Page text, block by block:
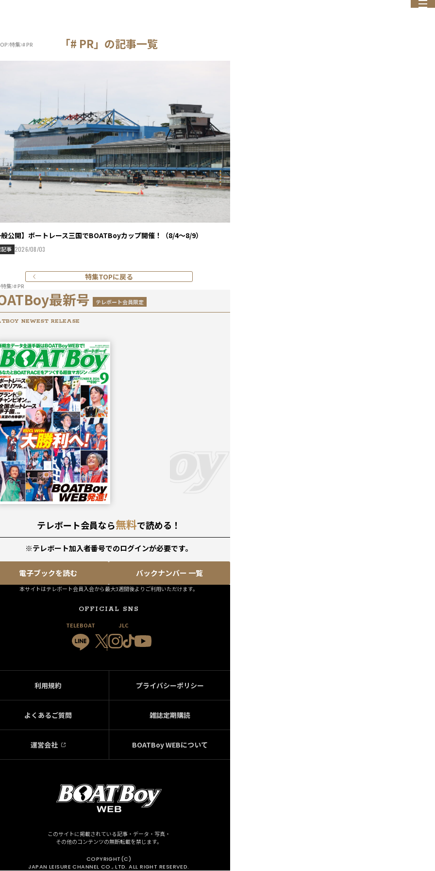
特集 # PR 「# PR」の記事一覧
公開】ボートレース三国でBOATBoyカップ開催！（8/4～8/9）
事 2026/08/03
特集TOPに戻る
特集 # PR
最新号 テレボート会員限定
NEWEST RELEASE
2026年
9月号
テレボート会員なら無料で読める！
※テレボート加入者番号でのログインが必要です。
電子ブックを読む バックナンバー 一覧
本サイトはテレボート会員入会から最大3週間後よりご利用いただけます。
OFFICIAL SNS
TELEBOAT JLC
利用規約 プライバシーポリシー
よくあるご質問 雑誌定期購読
運営会社 BOATBoy WEBについて
このサイトに掲載されている記事・データ・写真・
その他のコンテンツの無断転載を禁じます。
COPYRIGHT(C)
JAPAN LEISURE CHANNEL CO., LTD. ALL RIGHT RESERVED.